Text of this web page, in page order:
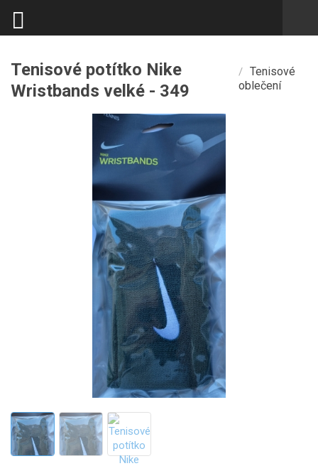
Tenisové potítko Nike
Wristbands velké - 349
/ Tenisové
oblečení